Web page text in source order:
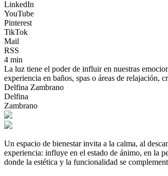
LinkedIn
YouTube
Pinterest
TikTok
Mail
RSS
4 min
La luz tiene el poder de influir en nuestras
experiencia en baños, spas o áreas de relajación,
Delfina Zambrano
Delfina
Zambrano
Un espacio de bienestar invita a la calma, al
experiencia: influye en el estado de ánimo, en la
donde la estética y la funcionalidad se